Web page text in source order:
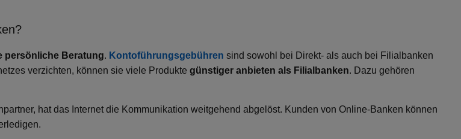
persönliche Beratung. Kontoführungsgebühren sind sowohl bei Direkt- als auch bei Filialbanken
verzichten, können sie viele Produkte günstiger anbieten als Filialbanken. Dazu gehören
hat das Internet die Kommunikation weitgehend abgelöst. Kunden von Online-Banken können